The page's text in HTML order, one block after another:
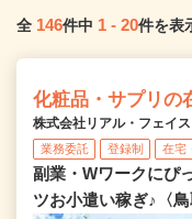
全 146件中 1 - 20件を表
化粧品・サプリの
株式会社リアル・フェイス
業務委託 登録制 在宅
副業・Wワークにぴ
ツお小遣い稼ぎ♪〈鳥